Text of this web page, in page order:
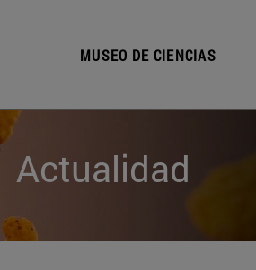
MUSEO DE CIENCIAS
Actualidad